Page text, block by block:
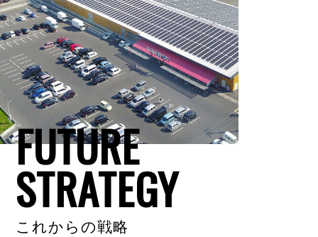
FUTURE
STRATEGY
これからの戦略